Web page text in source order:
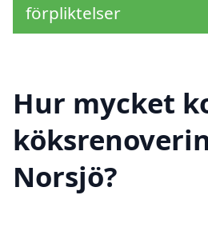
förpliktelser
Hur mycket
Norsjö?